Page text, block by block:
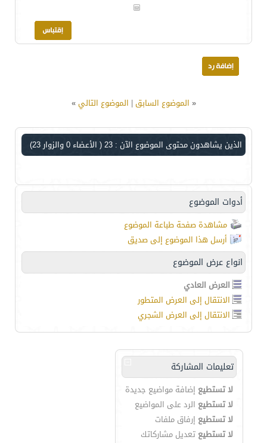
« الموضوع السابق| الموضوع التالي»
الذين يشاهدون محتوى الموضوع الآن : 23 ( الأعضاء 0 والزوار 23)
أدوات الموضوع
مشاهدة صفحة طباعة الموضوع
أرسل هذا الموضوع إلى صديق
انواع عرض الموضوع
العرض العادي
الانتقال إلى العرض المتطور
الانتقال إلى العرض الشجري
تعليمات المشاركة
لا تستطيع إضافة مواضيع جديدة
لا تستطيع الرد على المواضيع
لا تستطيع إرفاق ملفات
لا تستطيع تعديل مشاركاتك